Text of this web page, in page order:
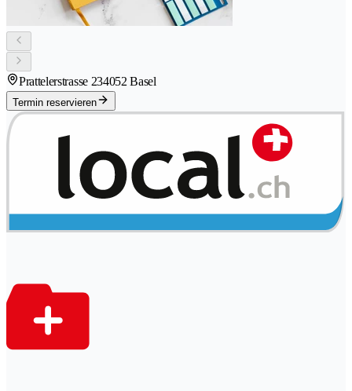
Prattelerstrasse 234052 Basel
Termin reservieren